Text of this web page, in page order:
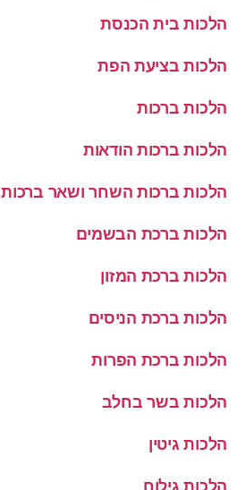
הלכות בית הכנסת
הלכות בציעת הפת
הלכות ברכות
הלכות ברכות הודאות
הלכות ברכות השחר ושאר ברכות
הלכות ברכת הבשמים
הלכות ברכת המזון
הלכות ברכת הניסים
הלכות ברכת הפרות
הלכות בשר בחלב
הלכות גיטין
הלכות גילוח